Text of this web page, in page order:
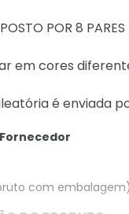
POR 8
em cores
é enviada
com embalagem)